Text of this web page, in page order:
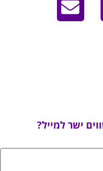
ישר למייל?